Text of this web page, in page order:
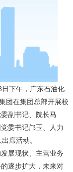
下午，广东石油化
团在集团总部开展校
副书记、院长马
委书记邝玉、人力
席活动。
展现状、主营业务
逐步扩大，未来对